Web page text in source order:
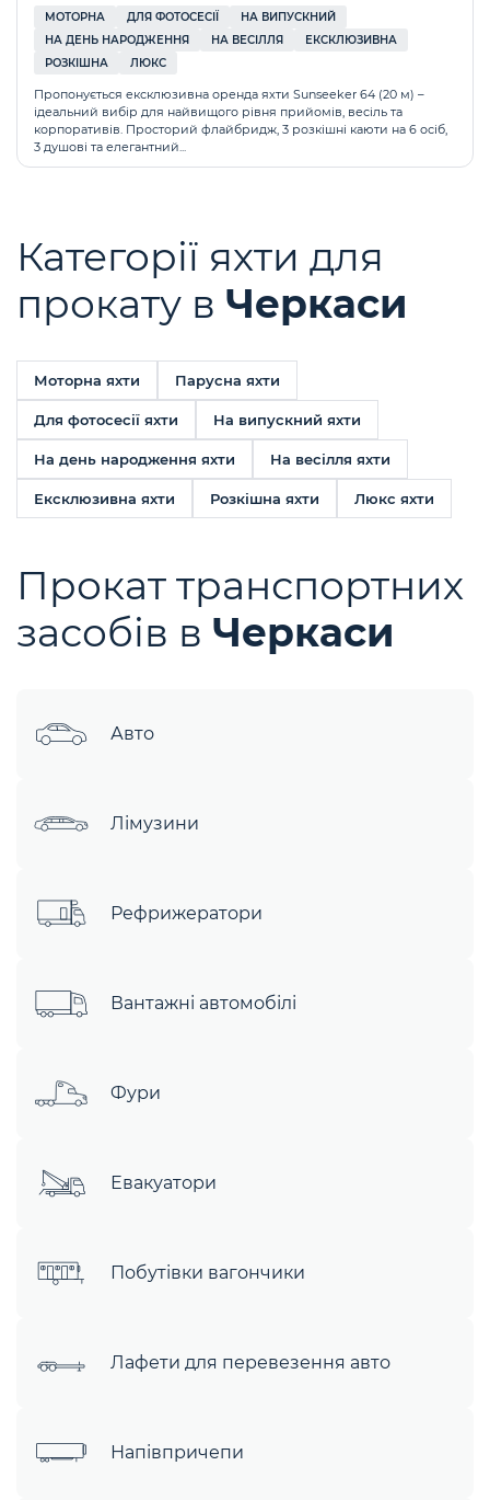
МОТОРНА ДЛЯ ФОТОСЕСІЇ
НА ВИПУСКНИЙ
НА ДЕНЬ НАРОДЖЕННЯ
НА ВЕСІЛЛЯ
ЕКСКЛЮЗИВНА
РОЗКІШНА
ЛЮКС
Пропонується ексклюзивна оренда яхти Sunseeker 64 (20 м) –
ідеальний вибір для найвищого рівня прийомів, весіль та
корпоративів. Просторий флайбридж, 3 розкішні каюти на 6 осіб,
3 душові та елегантний...
Категорії яхти для
прокату в Черкаси
Моторна яхти Парусна яхти
Для фотосесії яхти На випускний яхти
На день народження яхти На весілля яхти
Ексклюзивна яхти Розкішна яхти Люкс яхти
Прокат транспортних
засобів в Черкаси
Авто
Лімузини
Рефрижератори
Вантажні автомобілі
Фури
Евакуатори
Побутівки вагончики
Лафети для перевезення авто
Напівпричепи